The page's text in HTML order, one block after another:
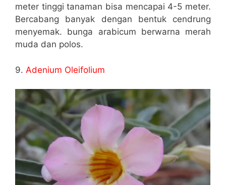
meter tinggi tanaman bisa mencapai 4-5 meter.
Bercabang banyak dengan bentuk cendrung
menyemak. bunga arabicum berwarna merah
muda dan polos.
9. Adenium Oleifolium